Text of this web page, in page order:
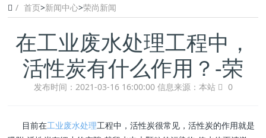
首页>新闻中心>荣尚新闻
在工业废水处理工程中，
活性炭有什么作用？-荣
发布时间：2021-03-16 16:00:00 信息来源：本站 0
目前在工业废水处理工程中，活性炭很常见，活性炭的作用就是